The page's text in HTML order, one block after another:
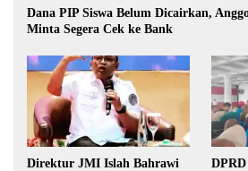
Dana PIP Siswa Belum Dicairkan,
Minta Segera Cek ke Bank
Direktur JMI Islah Bahrawi